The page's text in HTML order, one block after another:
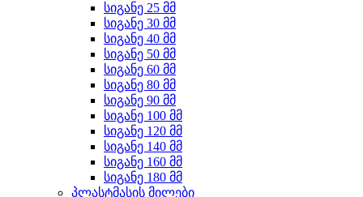
სიგანე 25 მმ
სიგანე 30 მმ
სიგანე 40 მმ
სიგანე 50 მმ
სიგანე 60 მმ
სიგანე 80 მმ
სიგანე 90 მმ
სიგანე 100 მმ
სიგანე 120 მმ
სიგანე 140 მმ
სიგანე 160 მმ
სიგანე 180 მმ
პლასტმასის მილები